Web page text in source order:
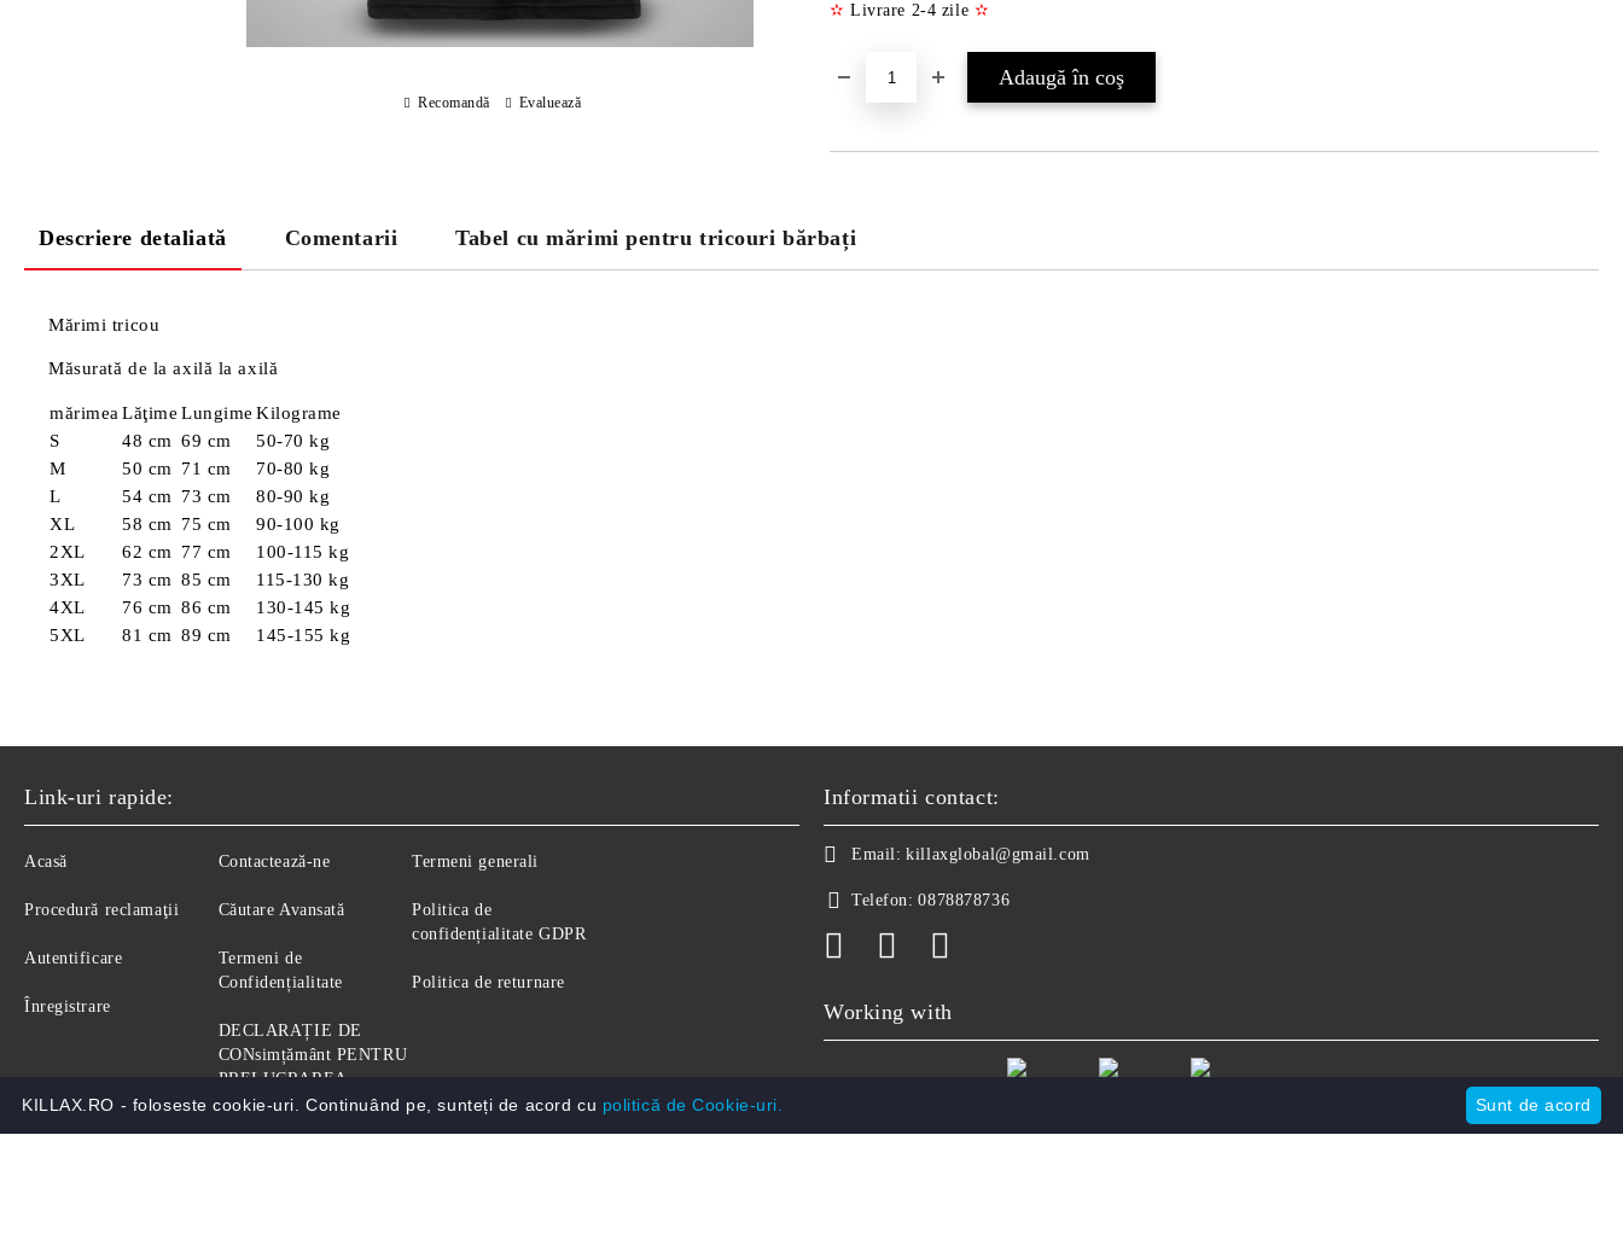
✫ Livrare 2-4 zile ✫
Recomandă Evaluează
Descriere detaliată Comentarii Tabel cu mărimi pentru tricouri bărbați
Mărimi tricou
Măsurată de la axilă la axilă
mărimea Lăţime Lungime Kilograme
S
48 cm 69 cm
50-70 kg
M
50 cm 71 cm
70-80 kg
L
54 cm 73 cm
80-90 kg
XL
58 cm 75 cm
90-100 kg
2XL
62 cm 77 cm
100-115 kg
3XL
73 cm 85 cm
115-130 kg
4XL
76 cm 86 cm
130-145 kg
5XL
81 cm 89 cm 145-155 kg
Link-uri rapide:
Acasă
Procedură reclamaţii
Autentificare
Înregistrare
Contactează-ne
Căutare Avansată
Termeni de
Confidențialitate
DECLARAȚIE DE
CONsimțământ PENTRU
PRELUCRAREA
DATELOR PERSONALE
Termeni generali
Politica de
confidențialitate GDPR
Politica de returnare
Informatii contact:
Email: killaxglobal@gmail.com
Telefon: 0878878736
Working with
Sunt de acord
KILLAX.RO - foloseste cookie-uri. Continuând pe, sunteți de acord cu politică de Cookie-uri.